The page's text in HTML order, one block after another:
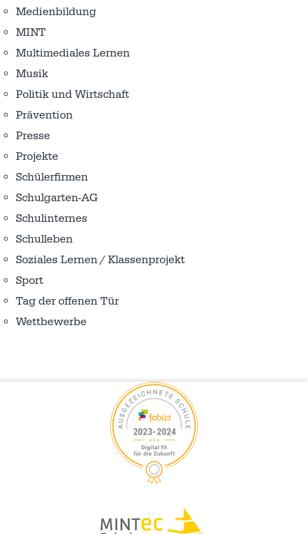
Medienbildung
MINT
Multimediales Lernen
Musik
Politik und Wirtschaft
Prävention
Presse
Projekte
Schülerfirmen
Schulgarten-AG
Schulinternes
Schulleben
Soziales Lernen / Klassenprojekt
Sport
Tag der offenen Tür
Wettbewerbe